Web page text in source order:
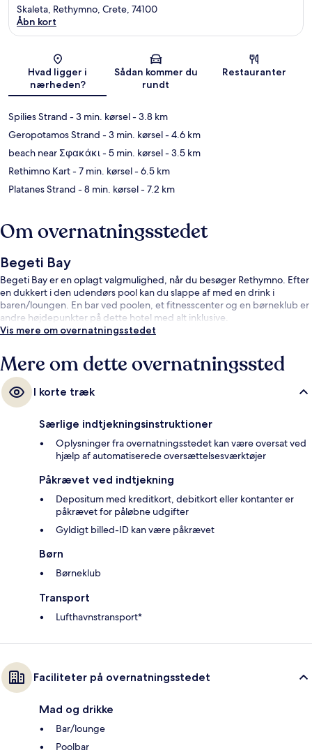
Kort
Skaleta, Rethymno, Crete, 74100
Åbn kort
Hvad ligger i
nærheden?
Sådan kommer du
rundt
Restauranter
Spilies Strand - 3 min. kørsel- 3.8 km
Geropotamos Strand - 3 min. kørsel- 4.6 km
beach near Σφακάκι- 5 min. kørsel- 3.5 km
Rethimno Kart- 7 min. kørsel- 6.5 km
Platanes Strand - 8 min. kørsel- 7.2 km
Om overnatningsstedet
Begeti Bay
Begeti Bay er en oplagt valgmulighed, når du besøger Rethymno. Efter
en dukkert i den udendørs pool kan du slappe af med en drink i
baren/loungen. En bar ved poolen, et fitnesscenter og en børneklub er
andre højdepunkter på dette hotel med alt inklusive.
Vis mere om overnatningsstedet
Mere om dette overnatningssted
I korte træk
Særlige indtjekningsinstruktioner
Oplysninger fra overnatningsstedet kan være oversat ved
hjælp af automatiserede oversættelsesværktøjer
Påkrævet ved indtjekning
Depositum med kreditkort, debitkort eller kontanter er
påkrævet for påløbne udgifter
Gyldigt billed-ID kan være påkrævet
Børn
Børneklub
Transport
Lufthavnstransport*
Faciliteter på overnatningsstedet
Mad og drikke
Bar/lounge
Poolbar